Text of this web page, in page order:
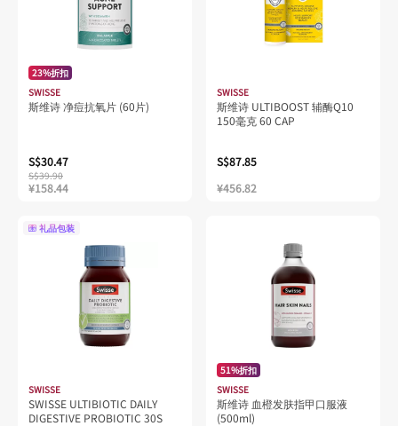
23%折扣
SWISSE
斯维诗 净痘抗氧片 (60片)
S$30.47
S$39.90
¥158.44
SWISSE
斯维诗 ULTIBOOST 辅酶Q10
150毫克 60 CAP
S$87.85
¥456.82
礼品包装
SWISSE
SWISSE ULTIBIOTIC DAILY
DIGESTIVE PROBIOTIC 30S
51%折扣
SWISSE
斯维诗 血橙发肤指甲口服液
(500ml)